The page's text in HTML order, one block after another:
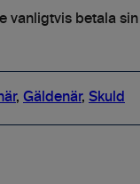
vanligtvis betala
, Gäldenär, Skuld